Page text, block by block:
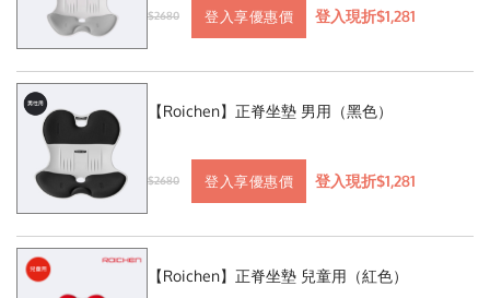
$2680 登入享優惠價 登入現折$1,281
【Roichen】正脊坐墊 男用（黑色）
$2680 登入享優惠價 登入現折$1,281
【Roichen】正脊坐墊 兒童用（紅色）